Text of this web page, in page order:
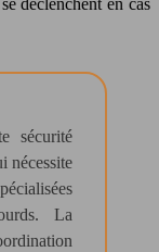
sécurité
nécessite
La